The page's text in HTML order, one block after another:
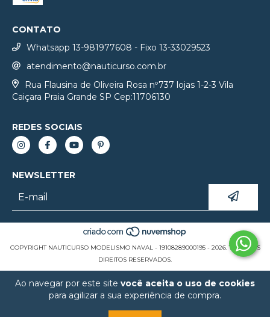
Ao navegar por este site você aceita o uso de cookies
para agilizar a sua experiência de compra.
CONTATO
Whatsapp 13-981977608 - Fixo 13-33029523
atendimento@nauticurso.com.br
Rua Flausina de Oliveira Rosa nº737 lojas 1-2-3 Vila
Caiçara Praia Grande SP Cep:11706130
REDES SOCIAIS
NEWSLETTER
COPYRIGHT NAUTICURSO MODELISMO NAVAL - 19108289000195 - 2026. TODOS OS
DIREITOS RESERVADOS.